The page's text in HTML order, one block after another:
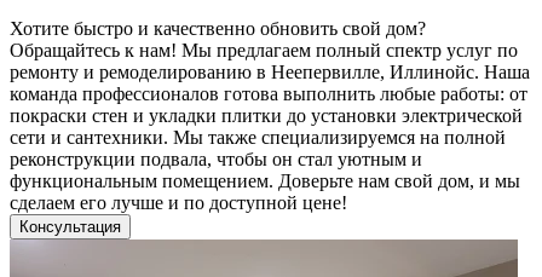
Хотите быстро и качественно обновить свой дом?
Обращайтесь к нам! Мы предлагаем полный спектр услуг по
ремонту и ремоделированию в Неепервилле, Иллинойс. Наша
команда профессионалов готова выполнить любые работы: от
покраски стен и укладки плитки до установки электрической
сети и сантехники. Мы также специализируемся на полной
реконструкции подвала, чтобы он стал уютным и
функциональным помещением. Доверьте нам свой дом, и мы
сделаем его лучше и по доступной цене!
Консультация